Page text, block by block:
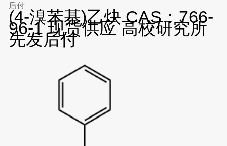
后付
(4-溴苯基)乙炔 CAS：766-
96-1 现货供应 高校研究所
先发后付